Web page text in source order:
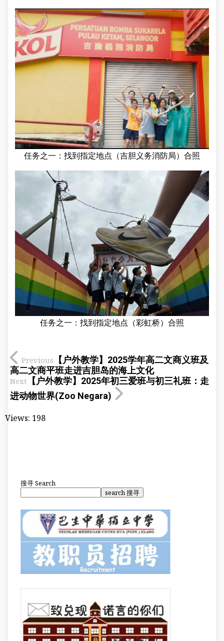
任务之一：找到指定地点（吉胆义务消防局）合照
任务之一：找到指定地点（彩虹桥）合照
Previous 【户外教学】2025学年高二文商义班及
高二文商平班走进吉胆岛的海上文化
Next 【户外教学】2025年初三爱班与初三礼班：走
进动物世界(Zoo Negara)
Views: 198
搜寻Search
search 搜寻